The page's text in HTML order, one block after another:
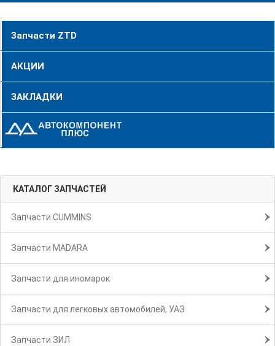
Запчасти ZTD
АКЦИИ
ЗАКЛАДКИ
КАТАЛОГ ЗАПЧАСТЕЙ
Запчасти CUMMINS
Запчасти MADARA
Запчасти для иномарок
Запчасти для легковых автомобилей, УАЗ
Запчасти ЗИЛ